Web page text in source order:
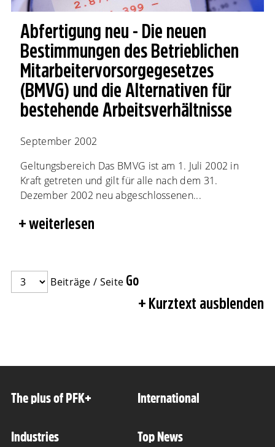
Abfertigung neu - Die neuen
Bestimmungen des Betrieblichen
Mitarbeitervorsorgegesetzes
(BMVG) und die Alternativen für
bestehende Arbeitsverhältnisse
September 2002
Geltungsbereich Das BMVG ist am 1. Juli 2002 in
Kraft getreten und gilt für alle nach dem 31.
Dezember 2002 neu abgeschlossenen...
weiterlesen
Beiträge / Seite
Kurztext ausblenden
The plus of PFK+
Industries
International
Top News